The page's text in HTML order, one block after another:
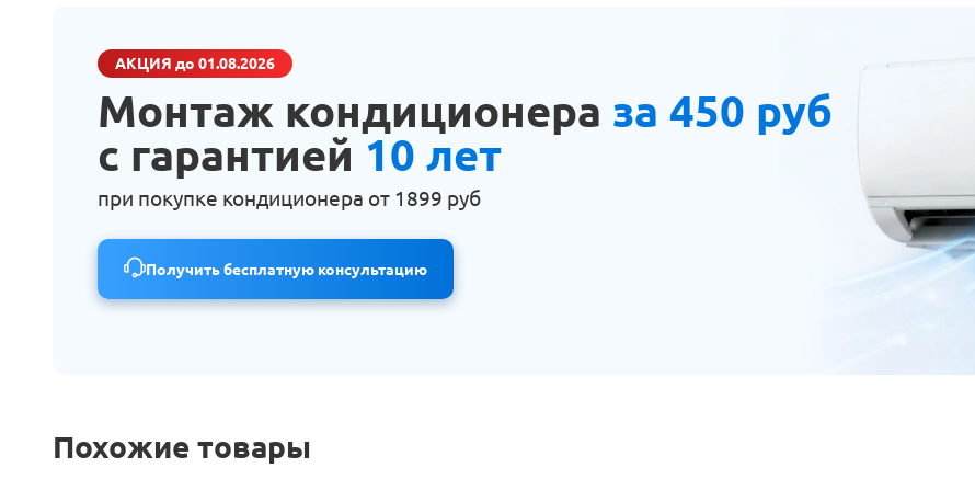
АКЦИЯ до 01.08.2026
Монтаж кондиционера за 450 руб
с гарантией 10 лет
при покупке кондиционера от 1899 руб
Получить бесплатную консультацию
Похожие товары